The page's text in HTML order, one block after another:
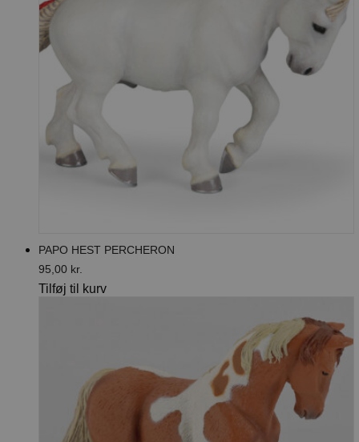
PAPO HEST PERCHERON
95,00 kr.
Tilføj til kurv